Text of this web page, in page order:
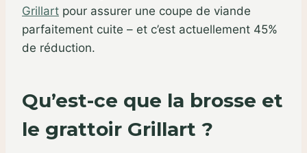
Grillart pour assurer une coupe de viande
parfaitement cuite – et c’est actuellement 45%
de réduction.
Qu’est-ce que la brosse et
le grattoir Grillart ?